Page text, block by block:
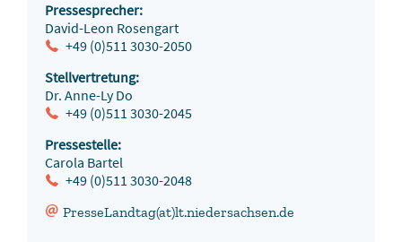
Pressesprecher:
David-Leon Rosengart
+49 (0)511 3030-2050
Stellvertretung:
Dr. Anne-Ly Do
+49 (0)511 3030-2045
Pressestelle:
Carola Bartel
+49 (0)511 3030-2048
PresseLandtag(at)lt.niedersachsen.de